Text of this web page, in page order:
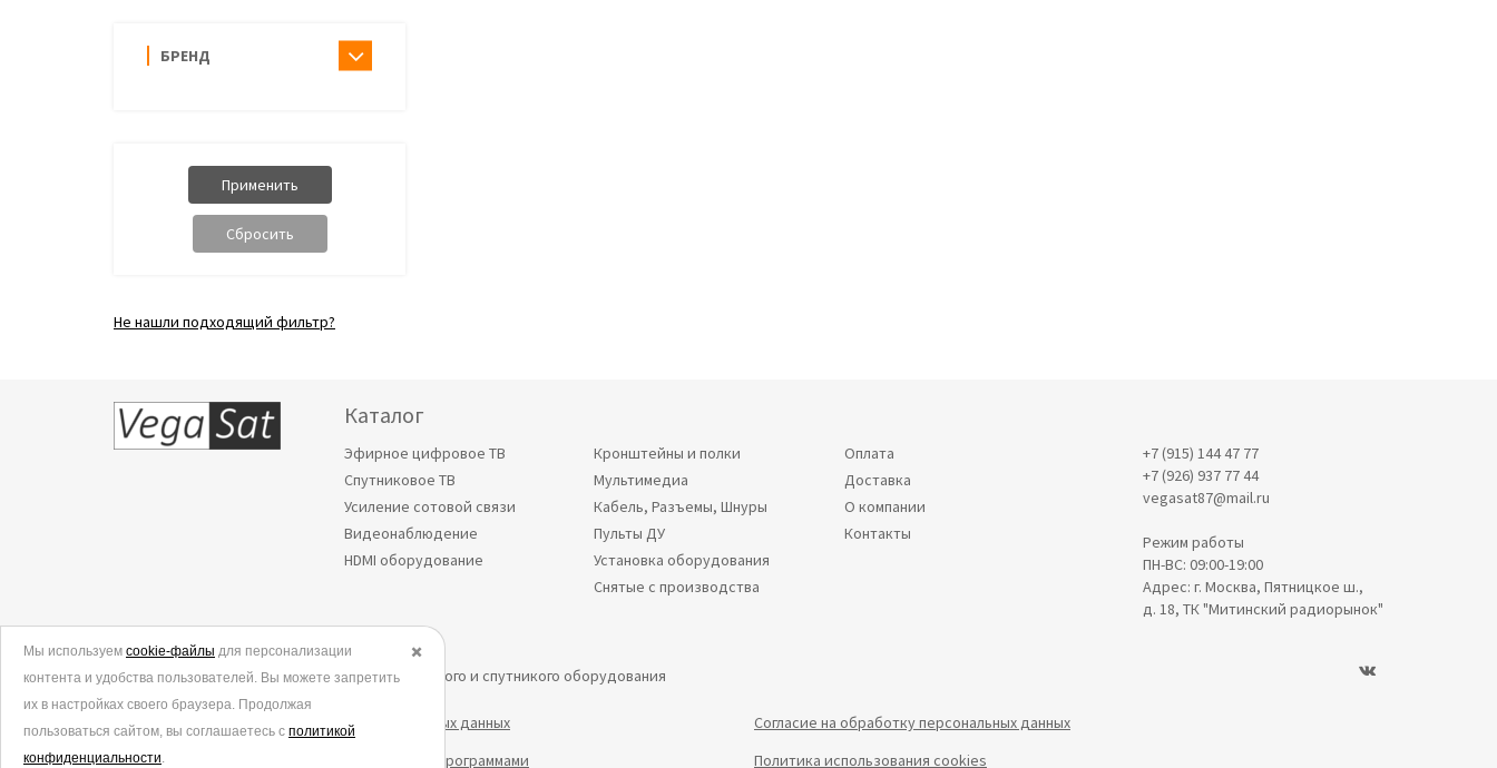
БРЕНД
Не нашли подходящий фильтр?
Каталог
Эфирное цифровое ТВ
Спутниковое ТВ
Усиление сотовой связи
Видеонаблюдение
HDMI оборудование
Кронштейны и полки
Мультимедиа
Кабель, Разъемы, Шнуры
Пульты ДУ
Установка оборудования
Снятые с производства
Оплата
Доставка
О компании
Контакты
+7 (915) 144 47 77
+7 (926) 937 77 44
vegasat87@mail.ru
Режим работы
ПН-ВС: 09:00-19:00
Адрес: г. Москва, Пятницкое ш.,
д. 18, ТК "Митинский радиорынок"
© 2006-2026.
Все права защищены. Интернет-магазин эфирного и спутникого оборудования
Политика в отношении обработки персональных данных
Согласие на обработку персональных данных
Согласие на обработку данных метрическими программами
Политика использования cookies
✖️
Мы используем cookie-файлы для персонализации
контента и удобства пользователей. Вы можете запретить
их в настройках своего браузера. Продолжая
пользоваться сайтом, вы соглашаетесь с политикой
конфиденциальности.